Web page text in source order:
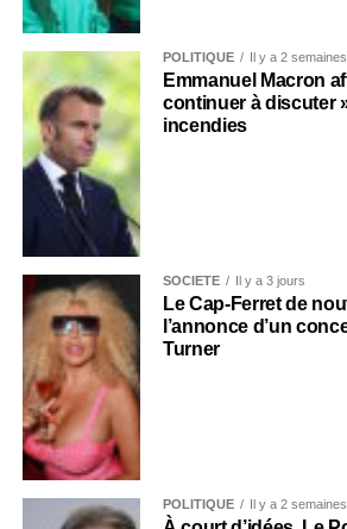
POLITIQUE Il y a 2 semaines
Emmanuel Macron
continuer à discuter
incendies
SOCIÉTÉ Il y a 3 jours
Le Cap-Ferret de
l’annonce d’un
Turner
POLITIQUE Il y a 2 semaines